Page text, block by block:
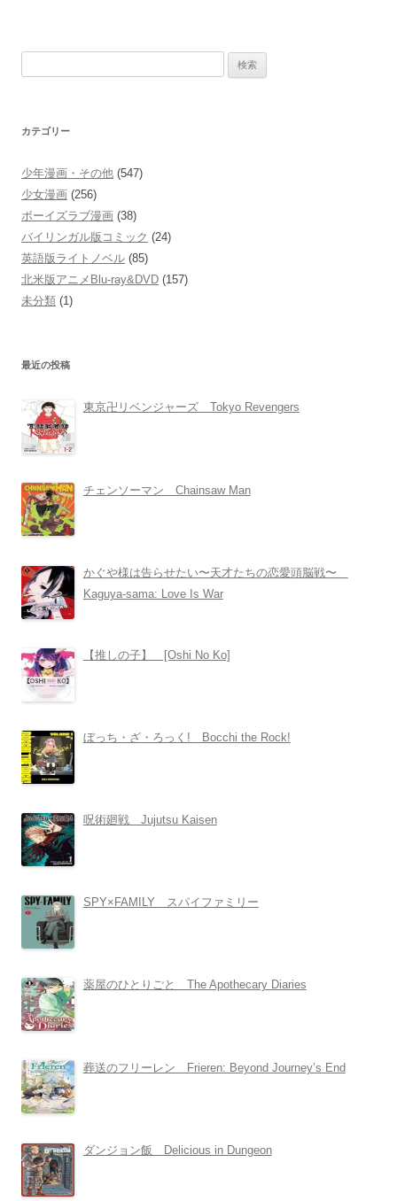
カテゴリー
少年漫画・その他 (547)
少女漫画 (256)
ボーイズラブ漫画 (38)
バイリンガル版コミック (24)
英語版ライトノベル (85)
北米版アニメBlu-ray&DVD (157)
未分類 (1)
最近の投稿
東京卍リベンジャーズ Tokyo Revengers
チェンソーマン Chainsaw Man
かぐや様は告らせたい〜天才たちの恋愛頭脳戦〜
Kaguya-sama: Love Is War
【推しの子】 [Oshi No Ko]
ぼっち・ざ・ろっく! Bocchi the Rock!
呪術廻戦 Jujutsu Kaisen
SPY×FAMILY スパイファミリー
薬屋のひとりごと The Apothecary Diaries
葬送のフリーレン Frieren: Beyond Journey’s End
ダンジョン飯 Delicious in Dungeon